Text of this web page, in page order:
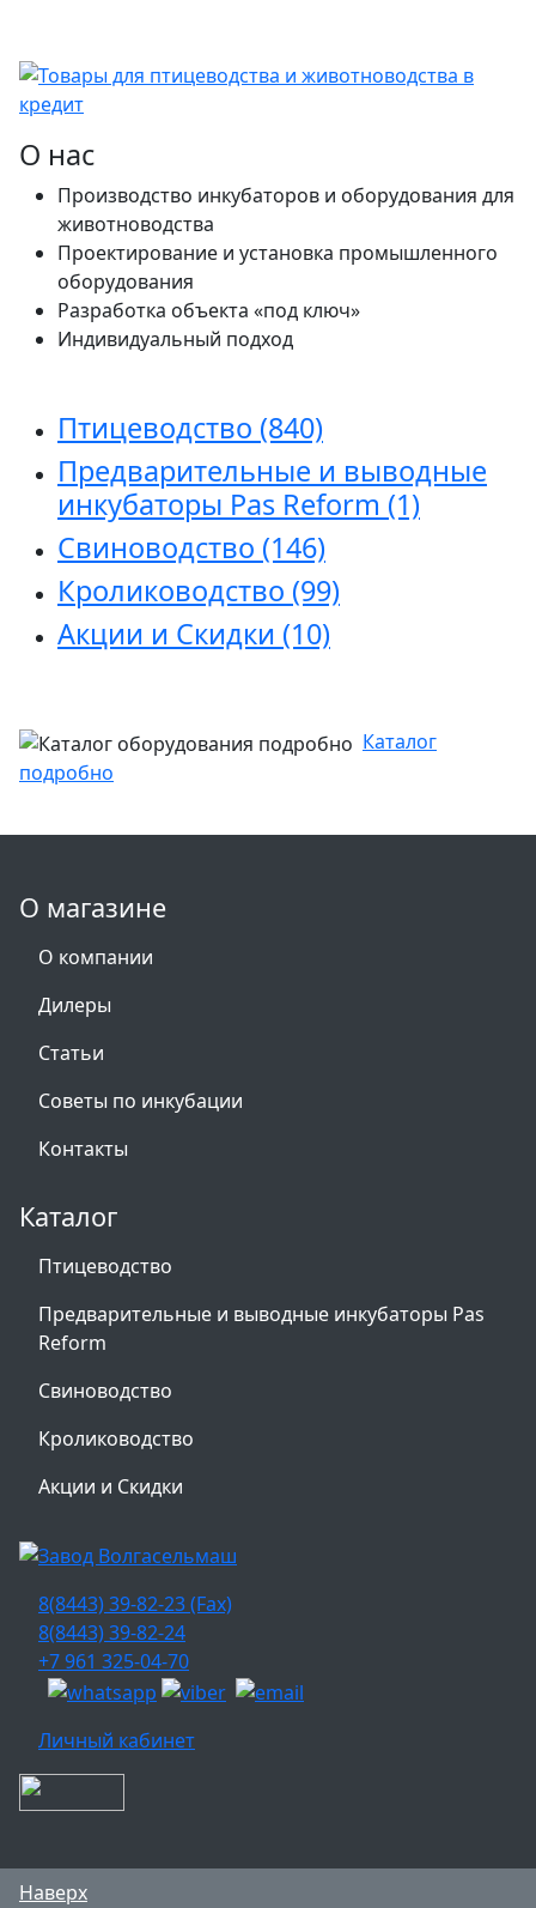
О нас
Производство инкубаторов и оборудования для
животноводства
Проектирование и установка промышленного
оборудования
Разработка объекта «под ключ»
Индивидуальный подход
Птицеводство (840)
Предварительные и выводные
инкубаторы Pas Reform (1)
Свиноводство (146)
Кролиководство (99)
Акции и Скидки (10)
Каталог
подробно
О магазине
О компании
Дилеры
Статьи
Советы по инкубации
Контакты
Каталог
Птицеводство
Предварительные и выводные инкубаторы Pas
Reform
Свиноводство
Кролиководство
Акции и Скидки
8(8443) 39-82-23 (Fax)
8(8443) 39-82-24
+7 961 325-04-70
Личный кабинет
Наверх